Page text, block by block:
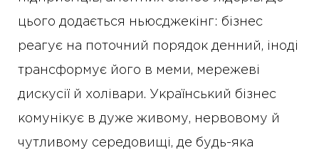
цього додається ньюсджекінг: бізнес
реагує на поточний порядок денний, іноді
трансформує його в меми, мережеві
дискусії й холівари. Український бізнес
комунікує в дуже живому, нервовому й
чутливому середовищі, де будь-яка